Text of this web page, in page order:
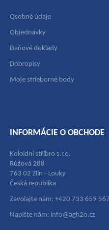
Osobné údaje
Objednávky
Daňové doklady
Dobropisy
Moje strieborné body
INFORMÁCIE O OBCHODE
Koloidní stříbro s.r.o.
Růžová 288
763 02 Zlín - Louky
Česká republika
Zavolajte nám: +420 733 659 567
Napíšte nám: info@agh2o.cz